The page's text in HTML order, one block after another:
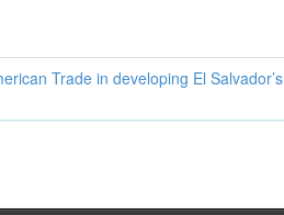
Trade in developing El Salvador’s